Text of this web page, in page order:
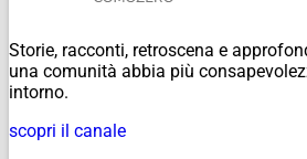
Storie, racconti, retroscena e
una comunità abbia più
intorno.
scopri il canale